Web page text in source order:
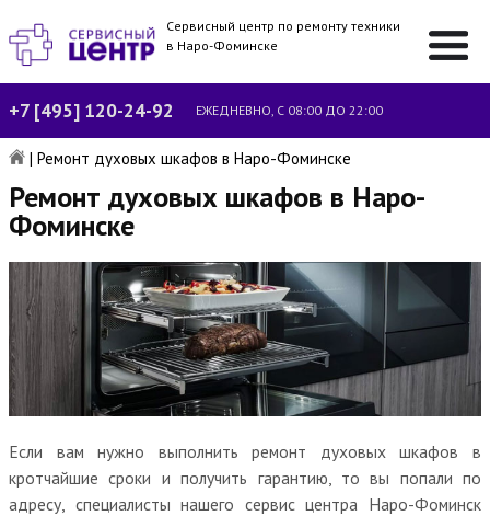
Сервисный центр по ремонту техники
в Наро-Фоминске
+7 [495] 120-24-92 ЕЖЕДНЕВНО, С 08:00 ДО 22:00
| Ремонт духовых шкафов в Наро-Фоминске
Ремонт духовых шкафов в Наро-
Фоминске
Если вам нужно выполнить ремонт духовых шкафов в
кротчайшие сроки и получить гарантию, то вы попали по
адресу, специалисты нашего сервис центра Наро-Фоминск